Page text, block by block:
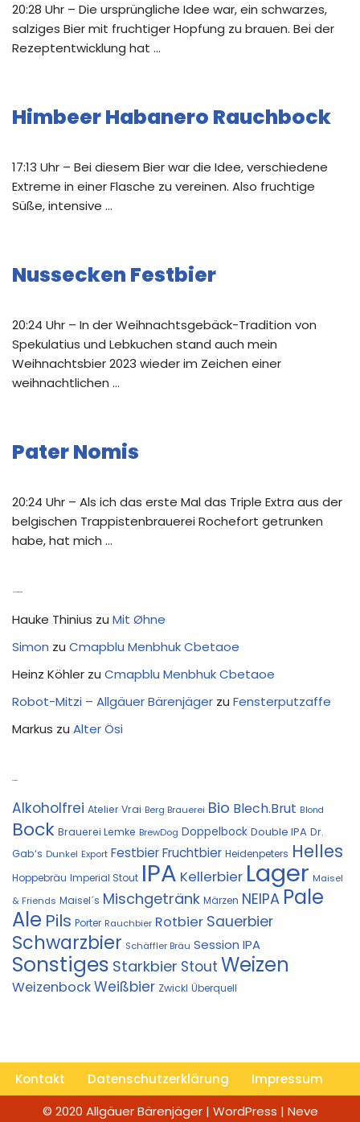
20:28 Uhr – Die ursprüngliche Idee war, ein schwarzes,
salziges Bier mit fruchtiger Hopfung zu brauen. Bei der
Rezeptentwicklung hat …
Himbeer Habanero Rauchbock
17:13 Uhr – Bei diesem Bier war die Idee, verschiedene
Extreme in einer Flasche zu vereinen. Also fruchtige
Süße, intensive …
Nussecken Festbier
20:24 Uhr – In der Weihnachtsgebäck-Tradition von
Spekulatius und Lebkuchen stand auch mein
Weihnachtsbier 2023 wieder im Zeichen einer
weihnachtlichen …
Pater Nomis
20:24 Uhr – Als ich das erste Mal das Triple Extra aus der
belgischen Trappistenbrauerei Rochefort getrunken
habe, hat mich …
Hauke Thinius zu Mit Øhne
Simon zu Cmapblu Menbhuk Cbetaoe
Heinz Köhler zu Cmapblu Menbhuk Cbetaoe
Robot-Mitzi – Allgäuer Bärenjäger zu Fensterputzaffe
Markus zu Alter Ösi
Alkoholfrei Atelier Vrai Berg Brauerei Bio Blech.Brut Blond
Bock Brauerei Lemke BrewDog Doppelbock Double IPA Dr.
Gab‘s Dunkel Export FestbierFruchtbier Heidenpeters Helles
Hoppebräu Imperial Stout IPA Kellerbier Lager Maisel
& Friends Maisel´s Mischgetränk Märzen NEIPA Pale
Ale Pils Porter Rauchbier Rotbier Sauerbier
Schwarzbier Schäffler Bräu Session IPA
Sonstiges Starkbier Stout Weizen
WeizenbockWeißbier Zwickl Überquell
Kontakt Datenschutzerklärung
Impressum
© 2020 Allgäuer Bärenjäger | WordPress | Neve